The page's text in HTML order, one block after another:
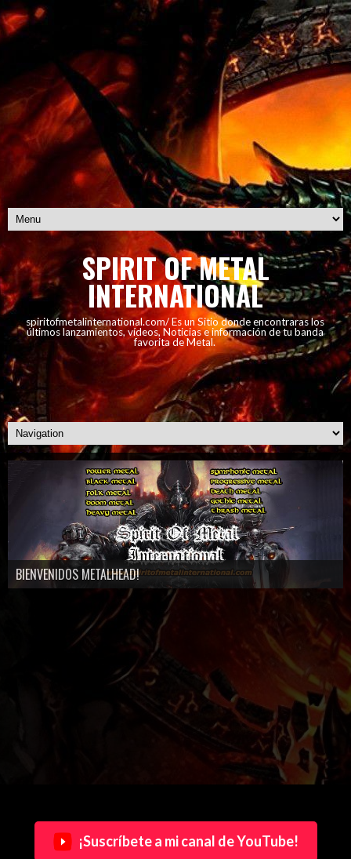
SPIRIT OF METAL
INTERNATIONAL
spiritofmetalinternational.com/ Es un Sitio donde encontraras los
últimos lanzamientos, vídeos, Noticias e información de tu banda
favorita de Metal.
BIENVENIDOS METALHEAD!
¡Suscríbete a mi canal de YouTube!